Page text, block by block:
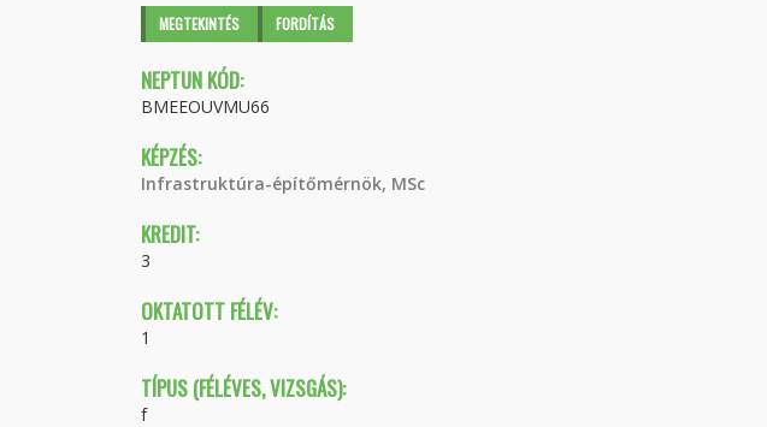
Elsődleges fülek
MEGTEKINTÉS (AKTÍVFORDÍTÁS
NEPTUN KÓD:
BMEEOUVMU66
KÉPZÉS:
Infrastruktúra-építőmérnök, MSc
KREDIT:
3
OKTATOTT FÉLÉV:
1
TÍPUS (FÉLÉVES, VIZSGÁS):
f